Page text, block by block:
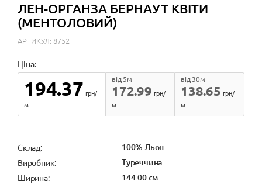
ЛЕН-ОРГАНЗА БЕРНАУТ КВІТИ
(МЕНТОЛОВИЙ)
АРТИКУЛ: 8752
Ціна:
194.37 грн/
м
172.99
від 5м
грн/
м
138.65
від 30м
грн/
м
Cклад: 100% Льон
Виробник: Туреччина
Ширина: 144.00 см